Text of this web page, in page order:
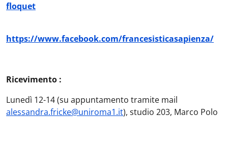
floquet
https://www.facebook.com/francesisticasapienza/
Ricevimento :
Lunedì 12-14 (su appuntamento tramite mail
alessandra.fricke@uniroma1.it), studio 203, Marco Polo